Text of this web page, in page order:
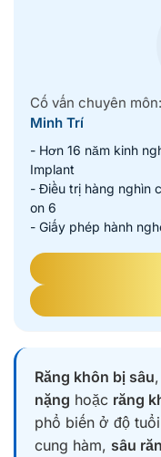
Cố vấn chuyên môn:
Minh Trí
- Hơn 16 năm kinh
Implant
- Điều trị hàng nghìn
on 6
- Giấy phép hành
Răng khôn bị sâu
nặng hoặc răng
phổ biến ở độ
cung hàm, sâu